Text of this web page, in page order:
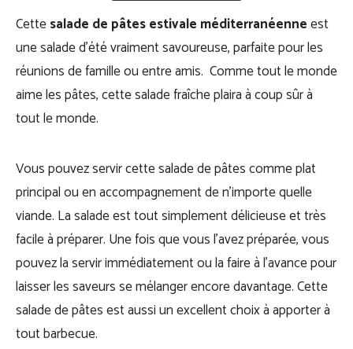
Cettesalade de pâtes estivale méditerranéenneest
une salade d’été vraiment savoureuse, parfaite pour les
réunions de famille ou entre amis. Comme tout le monde
aime les pâtes, cette salade fraîche plaira à coup sûr à
tout le monde.
Vous pouvez servir cette salade de pâtes comme plat
principal ou en accompagnement de n’importe quelle
viande. La salade est tout simplement délicieuse et très
facile à préparer. Une fois que vous l’avez préparée, vous
pouvez la servir immédiatement ou la faire à l’avance pour
laisser les saveurs se mélanger encore davantage. Cette
salade de pâtes est aussi un excellent choix à apporter à
tout barbecue.